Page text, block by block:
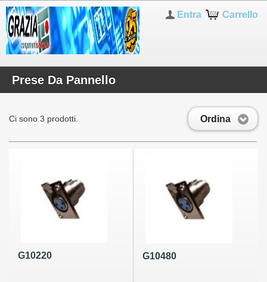
Carrello
Entra
Prese Da Pannello
Ordina
Ci sono 3 prodotti.
G10220 G10480